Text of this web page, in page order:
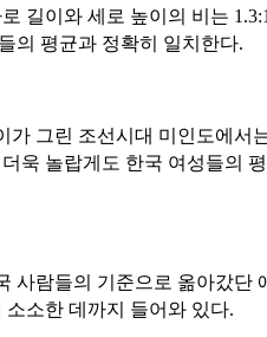
길이와 세로 높이의 비는
의 평균과 정확히 일치한다.
가 그린 조선시대 미인도에서
욱 놀랍게도 한국 여성들의
사람들의 기준으로 옮아갔단
소한 데까지 들어와 있다.